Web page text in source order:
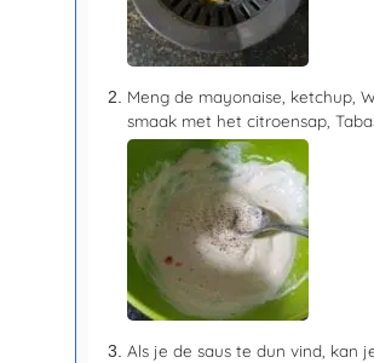
Meng de mayonaise, ketchup,
smaak met het citroensap,
Als je de saus te dun vind, kan